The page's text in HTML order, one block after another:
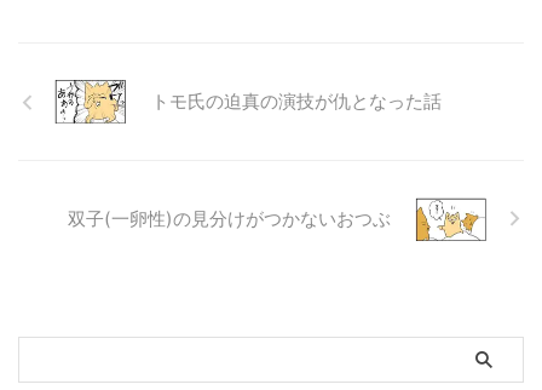
トモ氏の迫真の演技が仇となった話
双子(一卵性)の見分けがつかないおつぶ